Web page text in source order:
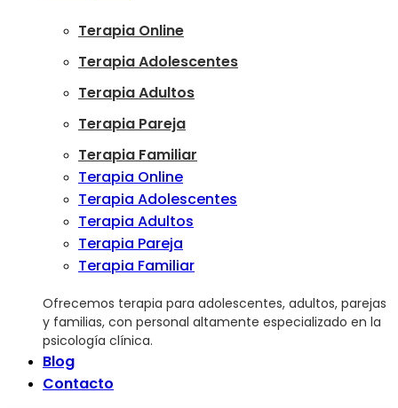
Terapia Online
Terapia Adolescentes
Terapia Adultos
Terapia Pareja
Terapia Familiar
Terapia Online
Terapia Adolescentes
Terapia Adultos
Terapia Pareja
Terapia Familiar
Ofrecemos terapia para adolescentes, adultos, parejas
y familias, con personal altamente especializado en la
psicología clínica.
Blog
Contacto